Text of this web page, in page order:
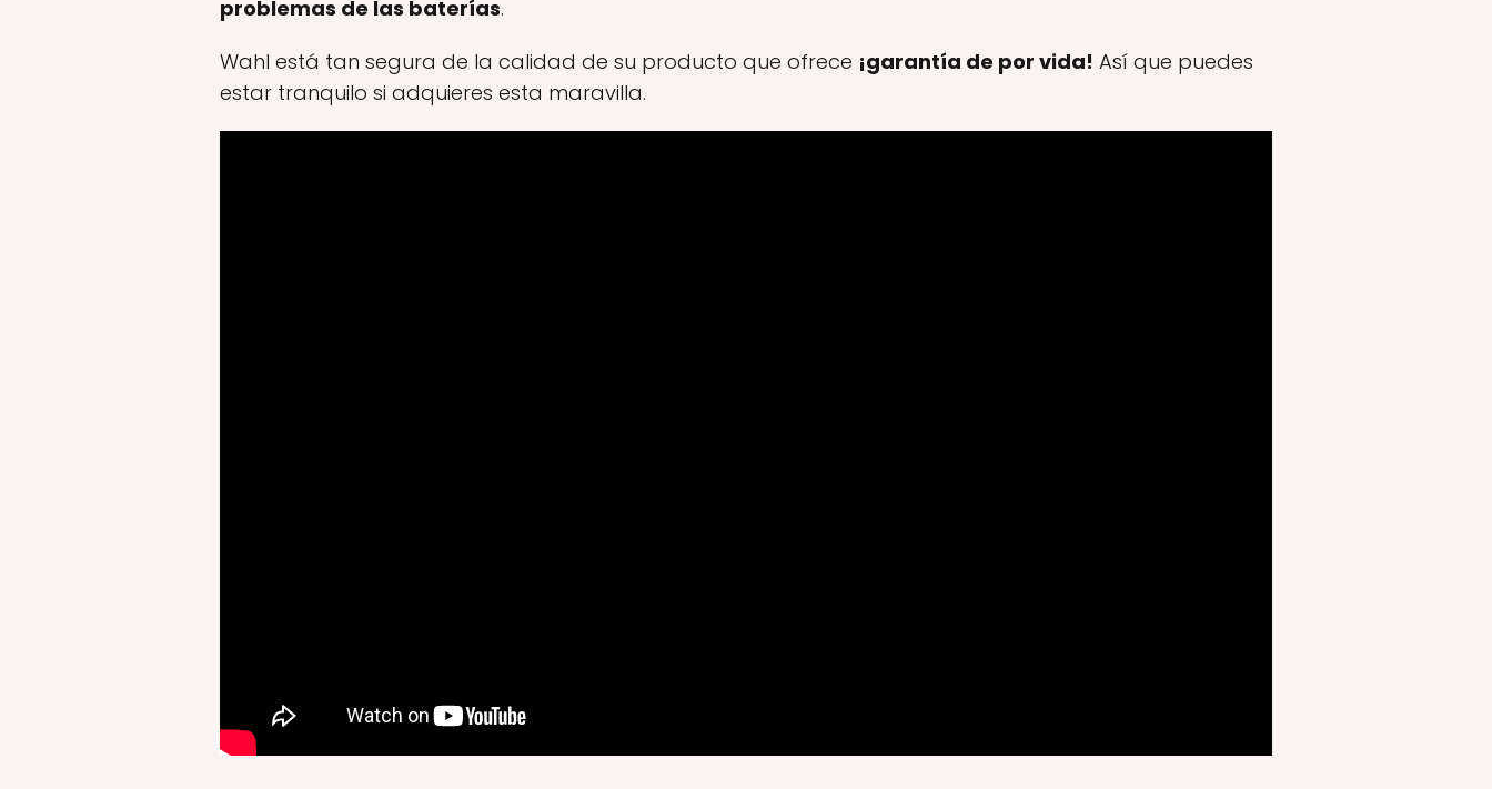
problemas de las baterías.
Wahl está tan segura de la calidad de su producto que ofrece ¡garantía de por vida! Así que puedes
estar tranquilo si adquieres esta maravilla.